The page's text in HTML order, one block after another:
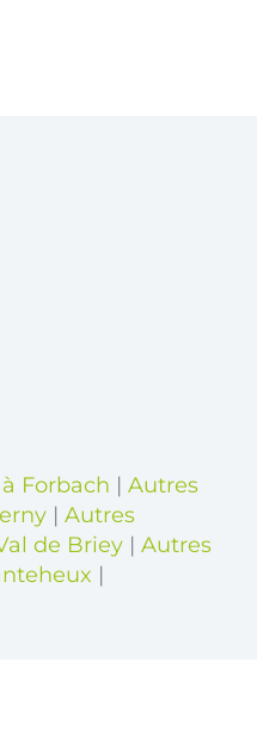
Forbach |Autres
|Autres
de Briey |Autres
|